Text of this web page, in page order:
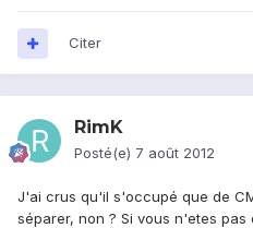
Citer
RimK
Posté(e) 7 août 2012
J'ai crus qu'il s'occupé que de
séparer, non ? Si vous n'etes